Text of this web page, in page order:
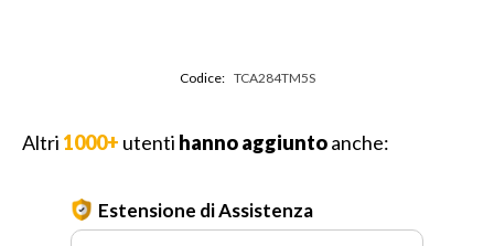
Codice: TCA284TM5S
Altri 1000+ utenti hanno aggiuntoanche:
Estensione di Assistenza